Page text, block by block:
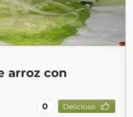
arroz con
0 Delicioso